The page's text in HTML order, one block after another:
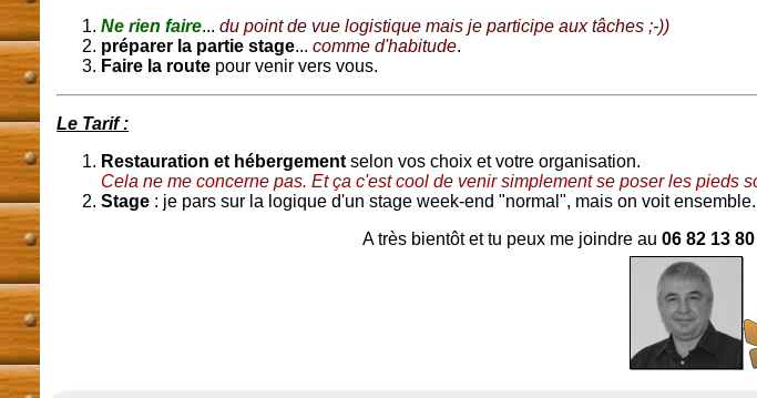
Ne rien faire...du point de vue logistique mais je participe aux tâches ;-))
préparer la partie stage...comme d'habitude.
Faire la route pour venir vers vous.
Le Tarif :
Restauration et hébergement selon vos choix et votre organisation.
Cela ne me concerne pas. Et ça c'est cool de venir simplement se poser les pieds
Stage : je pars sur la logique d'un stage week-end "normal", mais on voit ensemble.
A très bientôt et tu peux me joindre au06 82 13